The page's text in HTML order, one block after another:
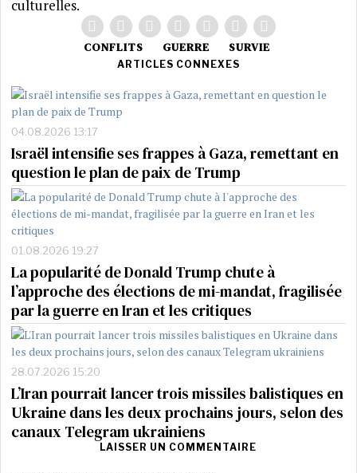
culturelles.
CONFLITS GUERRE SURVIE
ARTICLES CONNEXES
04.08.2026 13:17
Israël intensifie ses frappes à Gaza, remettant en
question le plan de paix de Trump
01.08.2026 19:27
La popularité de Donald Trump chute à
l’approche des élections de mi-mandat, fragilisée
par la guerre en Iran et les critiques
28.07.2026 15:20
L’Iran pourrait lancer trois missiles balistiques en
Ukraine dans les deux prochains jours, selon des
canaux Telegram ukrainiens
LAISSER UN COMMENTAIRE